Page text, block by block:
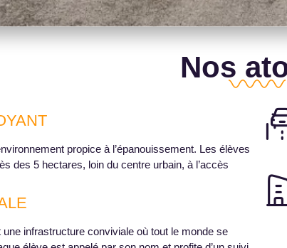
Nos
propice à l’épanouissement. Les élèves
des 5 hectares, loin du centre urbain, à l’accès
infrastructure conviviale où tout le monde se